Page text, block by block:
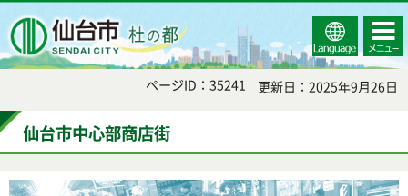
Select
Language
コンテ
ンツメ
ニュー
ページID：35241 更新日：2025年9月26日
仙台市中心部商店街